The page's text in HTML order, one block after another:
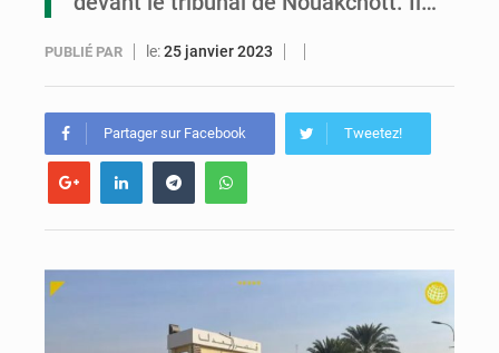
PUBLIÉ PAR le:25 janvier 2023
Partager sur Facebook Tweetez!